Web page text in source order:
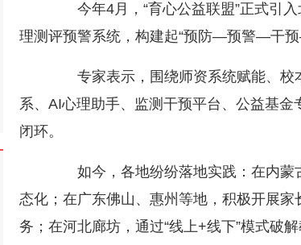
今年4月，“育心公益联盟”正式引入
理测评预警系统，构建起“预防—预警—干
专家表示，围绕师资系统赋能、校
系、AI心理助手、监测干预平台、公益基
闭环。
如今，各地纷纷落地实践：在内蒙
态化；在广东佛山、惠州等地，积极开展
务；在河北廊坊，通过“线上+线下”模式破